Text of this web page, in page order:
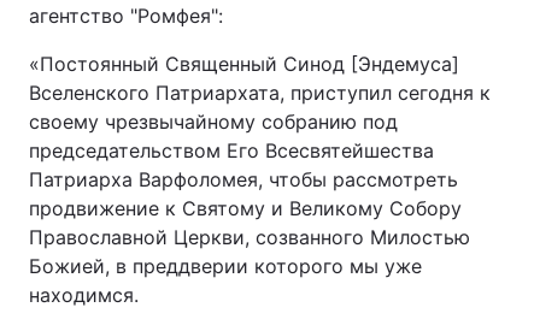
Головна
Україна Політика
Економіка Світ
Спорт Наука
Техно і зв'язок
Зброя Інциденти
агентство "Ромфея":
«Постоянный Священный Синод [Эндемуса]
Вселенского Патриархата, приступил сегодня к
своему чрезвычайному собранию под
председательством Его Всесвятейшества
Патриарха Варфоломея, чтобы рассмотреть
продвижение к Святому и Великому Собору
Православной Церкви, созванного Милостью
Божией, в преддверии которого мы уже
находимся.